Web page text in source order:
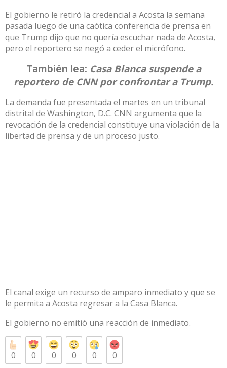
El gobierno le retiró la credencial a Acosta la semana
pasada luego de una caótica conferencia de prensa en
que Trump dijo que no quería escuchar nada de Acosta,
pero el reportero se negó a ceder el micrófono.
También lea: Casa Blanca suspende a
reportero de CNN por confrontar a Trump.
La demanda fue presentada el martes en un tribunal
distrital de Washington, D.C. CNN argumenta que la
revocación de la credencial constituye una violación de la
libertad de prensa y de un proceso justo.
El canal exige un recurso de amparo inmediato y que se
le permita a Acosta regresar a la Casa Blanca.
El gobierno no emitió una reacción de inmediato.
0 0 0 0 0 0